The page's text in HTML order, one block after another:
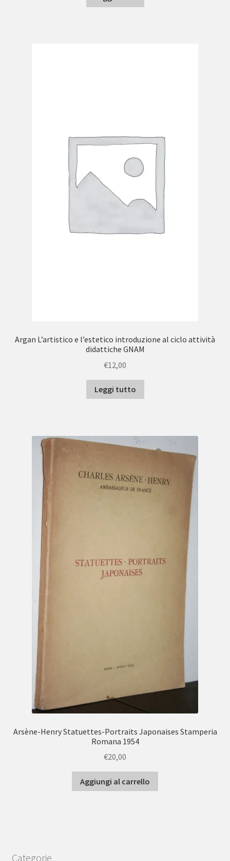
Argan L’artistico e l’estetico introduzione al ciclo attività
didattiche GNAM
€12,00
Leggi tutto
Arsène-Henry Statuettes-Portraits Japonaises Stamperia
Romana 1954
€20,00
Aggiungi al carrello
Categorie